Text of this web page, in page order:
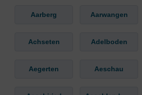
Aarberg Aarwangen
Achseten Adelboden
Aegerten Aeschau